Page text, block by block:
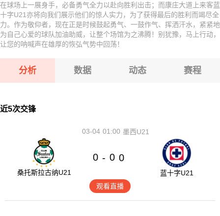
在球场上一展身手，必备勇气全力以赴向胜利出击；而康庄大道上来客蓝
十字U21亦将向我们展示他们的惊人实力，为了获得最后的胜利而竭尽全
力。作为敬仰者，现在正是时候鼓起勇气、一鼓作气、挥洒汗水，紧紧地
为自己心爱的球队加油助威，让整个场馆为之沸腾！别犹豫，马上行动，
让您的呐喊声在雄厚的恢弘气势中回荡！
分析 数据 动态 赛程
近5次交锋
01:00
03-04 墨西U21
桑托斯拉古纳U21
0 - 0 0
蓝十字U21
观看直播